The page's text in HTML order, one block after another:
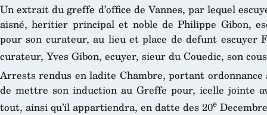
Un extrait du greffe d’office de Vannes, par lequel
aisné, heritier principal et noble de Philippe Gibon,
pour son curateur, au lieu et place de defunt escuyer
curateur, Yves Gibon, ecuyer, sieur du Couedic, son
Arrests rendus en ladite Chambre, portant
de mettre son induction au Greffe pour, icelle jointe
tout, ainsi qu’il appartiendra, en datte des 20e